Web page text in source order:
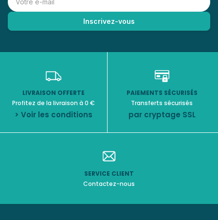
LIVRAISON OFFERTE
Profitez de la livraison à 0 €
> Voir les conditions
PAIEMENTS SÉCURISÉS
Transferts sécurisés
par cryptage SSL
SERVICE CLIENT
Contactez-nous